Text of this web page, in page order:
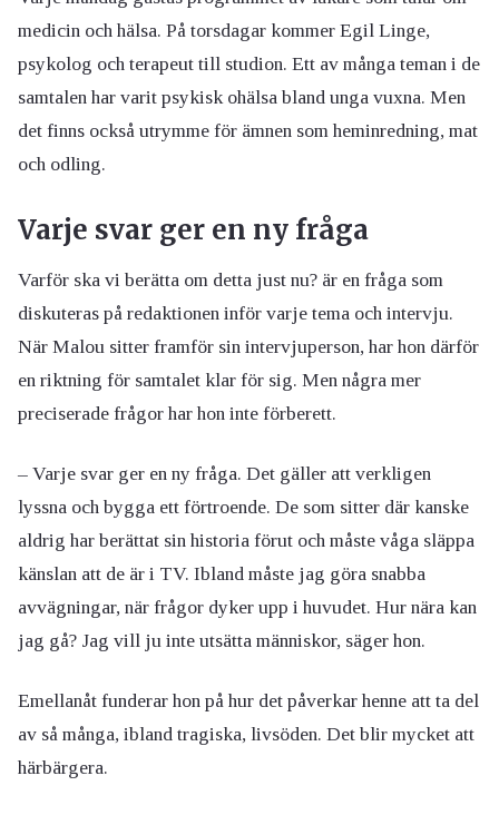
medicin och hälsa. På torsdagar kommer Egil Linge,
psykolog och terapeut till studion. Ett av många teman i de
samtalen har varit psykisk ohälsa bland unga vuxna. Men
det finns också utrymme för ämnen som heminredning, mat
och odling.
Varje svar ger en ny fråga
Varför ska vi berätta om detta just nu? är en fråga som
diskuteras på redaktionen inför varje tema och intervju.
När Malou sitter framför sin intervjuperson, har hon därför
en riktning för samtalet klar för sig. Men några mer
preciserade frågor har hon inte förberett.
– Varje svar ger en ny fråga. Det gäller att verkligen
lyssna och bygga ett förtroende. De som sitter där kanske
aldrig har berättat sin historia förut och måste våga släppa
känslan att de är i TV. Ibland måste jag göra snabba
avvägningar, när frågor dyker upp i huvudet. Hur nära kan
jag gå? Jag vill ju inte utsätta människor, säger hon.
Emellanåt funderar hon på hur det påverkar henne att ta del
av så många, ibland tragiska, livsöden. Det blir mycket att
härbärgera.